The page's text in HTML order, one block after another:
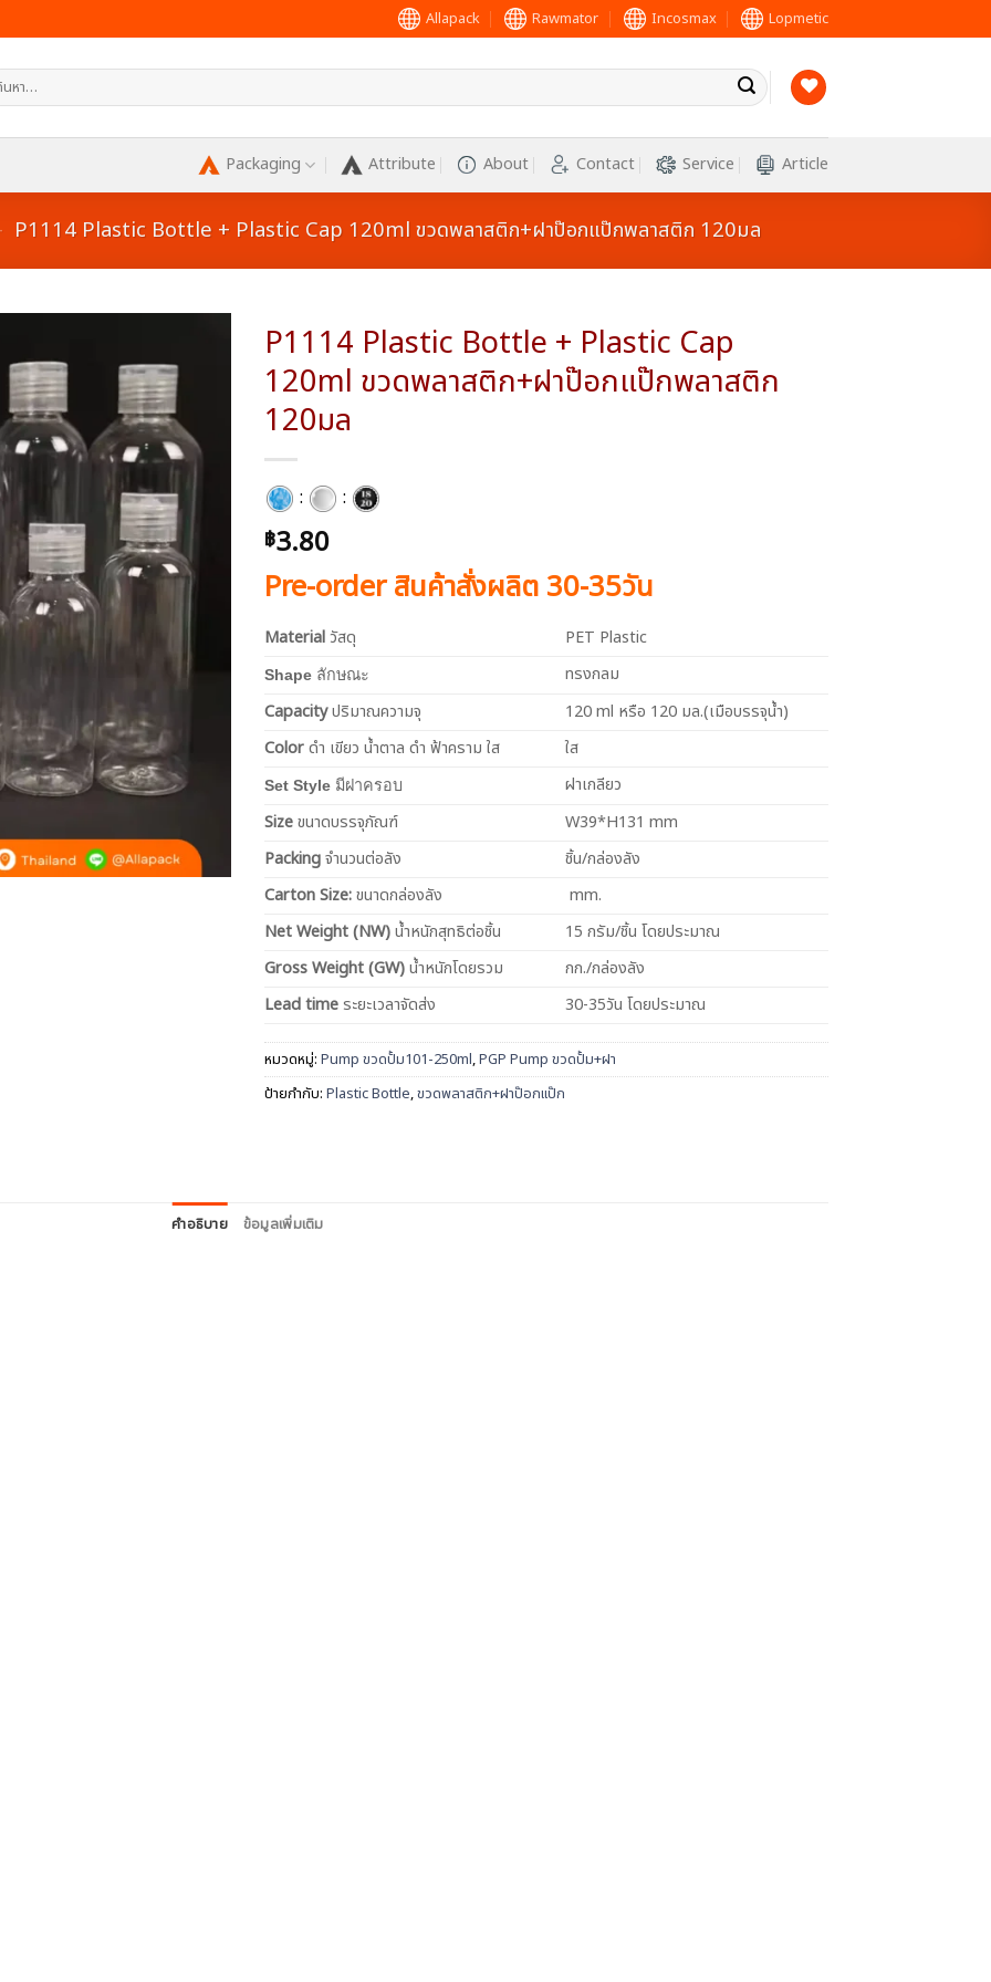
Allapack Rawmator Incosmax Lopmetic
Packaging Attribute About Contact Service Article
P1114 Plastic Bottle + Plastic Cap 120ml ขวดพลาสติก+ฝาป๊อกแป๊กพลาสติก 120มล
Add to
wishlist
P1114 Plastic Bottle + Plastic Cap
120ml ขวดพลาสติก+ฝาป๊อกแป๊กพลาสติก
120มล
: :
฿3.80
Pre-order สินค้าสั่งผลิต 30-35วัน
Material วัสดุ PET Plastic
Shape ลักษณะ
ทรงกลม
Capacityปริมาณความจุ
120 ml หรือ 120 มล.(เมือบรรจุน้ำ)
Colorดำ เขียว น้ำตาล ดำ ฟ้าคราม ใส ใส
Set Style มีฝาครอบ
ฝาเกลียว
Sizeขนาดบรรจุภัณฑ์
W39*H131 mm
Packingจำนวนต่อลัง
ชิ้น/กล่องลัง
Carton Size:ขนาดกล่องลัง
mm.
NetWeight (NW)น้ำหนักสุทธิต่อชิ้น
15 กรัม/ชิ้น โดยประมาณ
Gross Weight (GW)น้ำหนักโดยรวม
กก./กล่องลัง
Lead time ระยะเวลาจัดส่ง 30-35วัน โดยประมาณ
หมวดหมู่: Pump ขวดปั้ม101-250ml,PGP Pump ขวดปั้ม+ฝา
ป้ายกำกับ: Plastic Bottle,ขวดพลาสติก+ฝาป๊อกแป๊ก
คำอธิบาย ข้อมูลเพิ่มเติม